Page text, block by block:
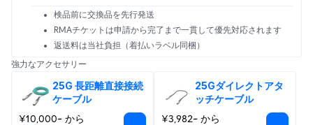
検品前に交換品を先行発送
RMAチケットは申請から完了まで一貫して優先対応されます
返送料は当社負担（着払いラベル同梱）
強力なアクセサリー
25G 長距離直接接続
ケーブル
¥10,000~ から
25Gダイレクトアタ
ッチケーブル
¥3,982~ から